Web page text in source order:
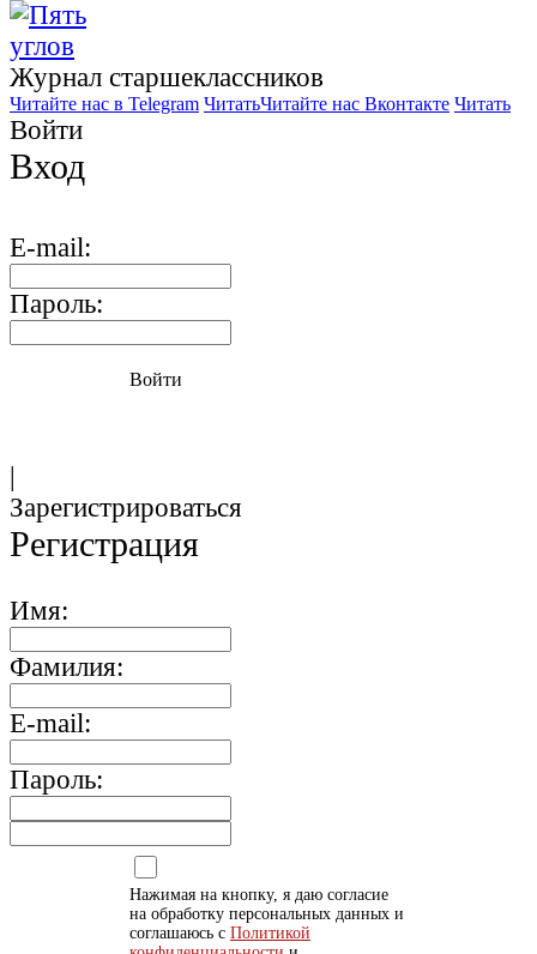
Журнал старшекласcников
Читайте нас в Telegram ЧитатьЧитайте нас Вконтакте Читать
Войти
Вход
E-mail:
Пароль:
Войти
|
Зарегистрироваться
Регистрация
Имя:
Фамилия:
E-mail:
Пароль:
Нажимая на кнопку, я даю согласие
на обработку персональных данных и
соглашаюсь с Политикой